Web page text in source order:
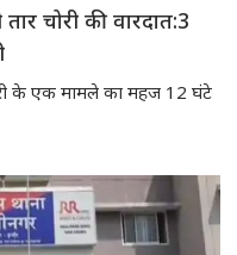
चोरी की वारदात:3
के एक मामले का महज 12 घंटे